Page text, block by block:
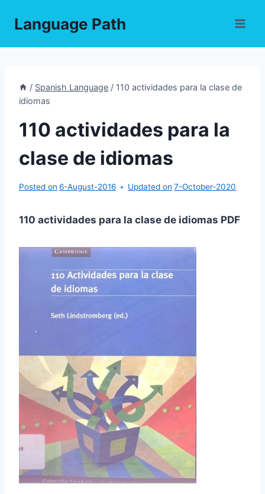
Language Path
/ Spanish Language / 110 actividades para la clase de
idiomas
110 actividades para la
clase de idiomas
Posted on 6-August-2016 Updated on 7-October-2020
110 actividades para la clase de idiomas PDF